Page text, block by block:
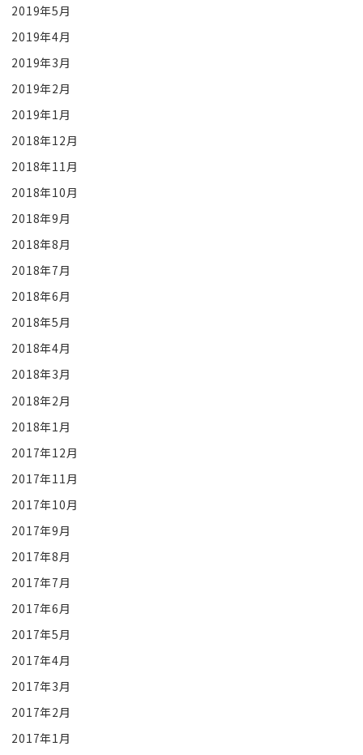
2019年5月
2019年4月
2019年3月
2019年2月
2019年1月
2018年12月
2018年11月
2018年10月
2018年9月
2018年8月
2018年7月
2018年6月
2018年5月
2018年4月
2018年3月
2018年2月
2018年1月
2017年12月
2017年11月
2017年10月
2017年9月
2017年8月
2017年7月
2017年6月
2017年5月
2017年4月
2017年3月
2017年2月
2017年1月